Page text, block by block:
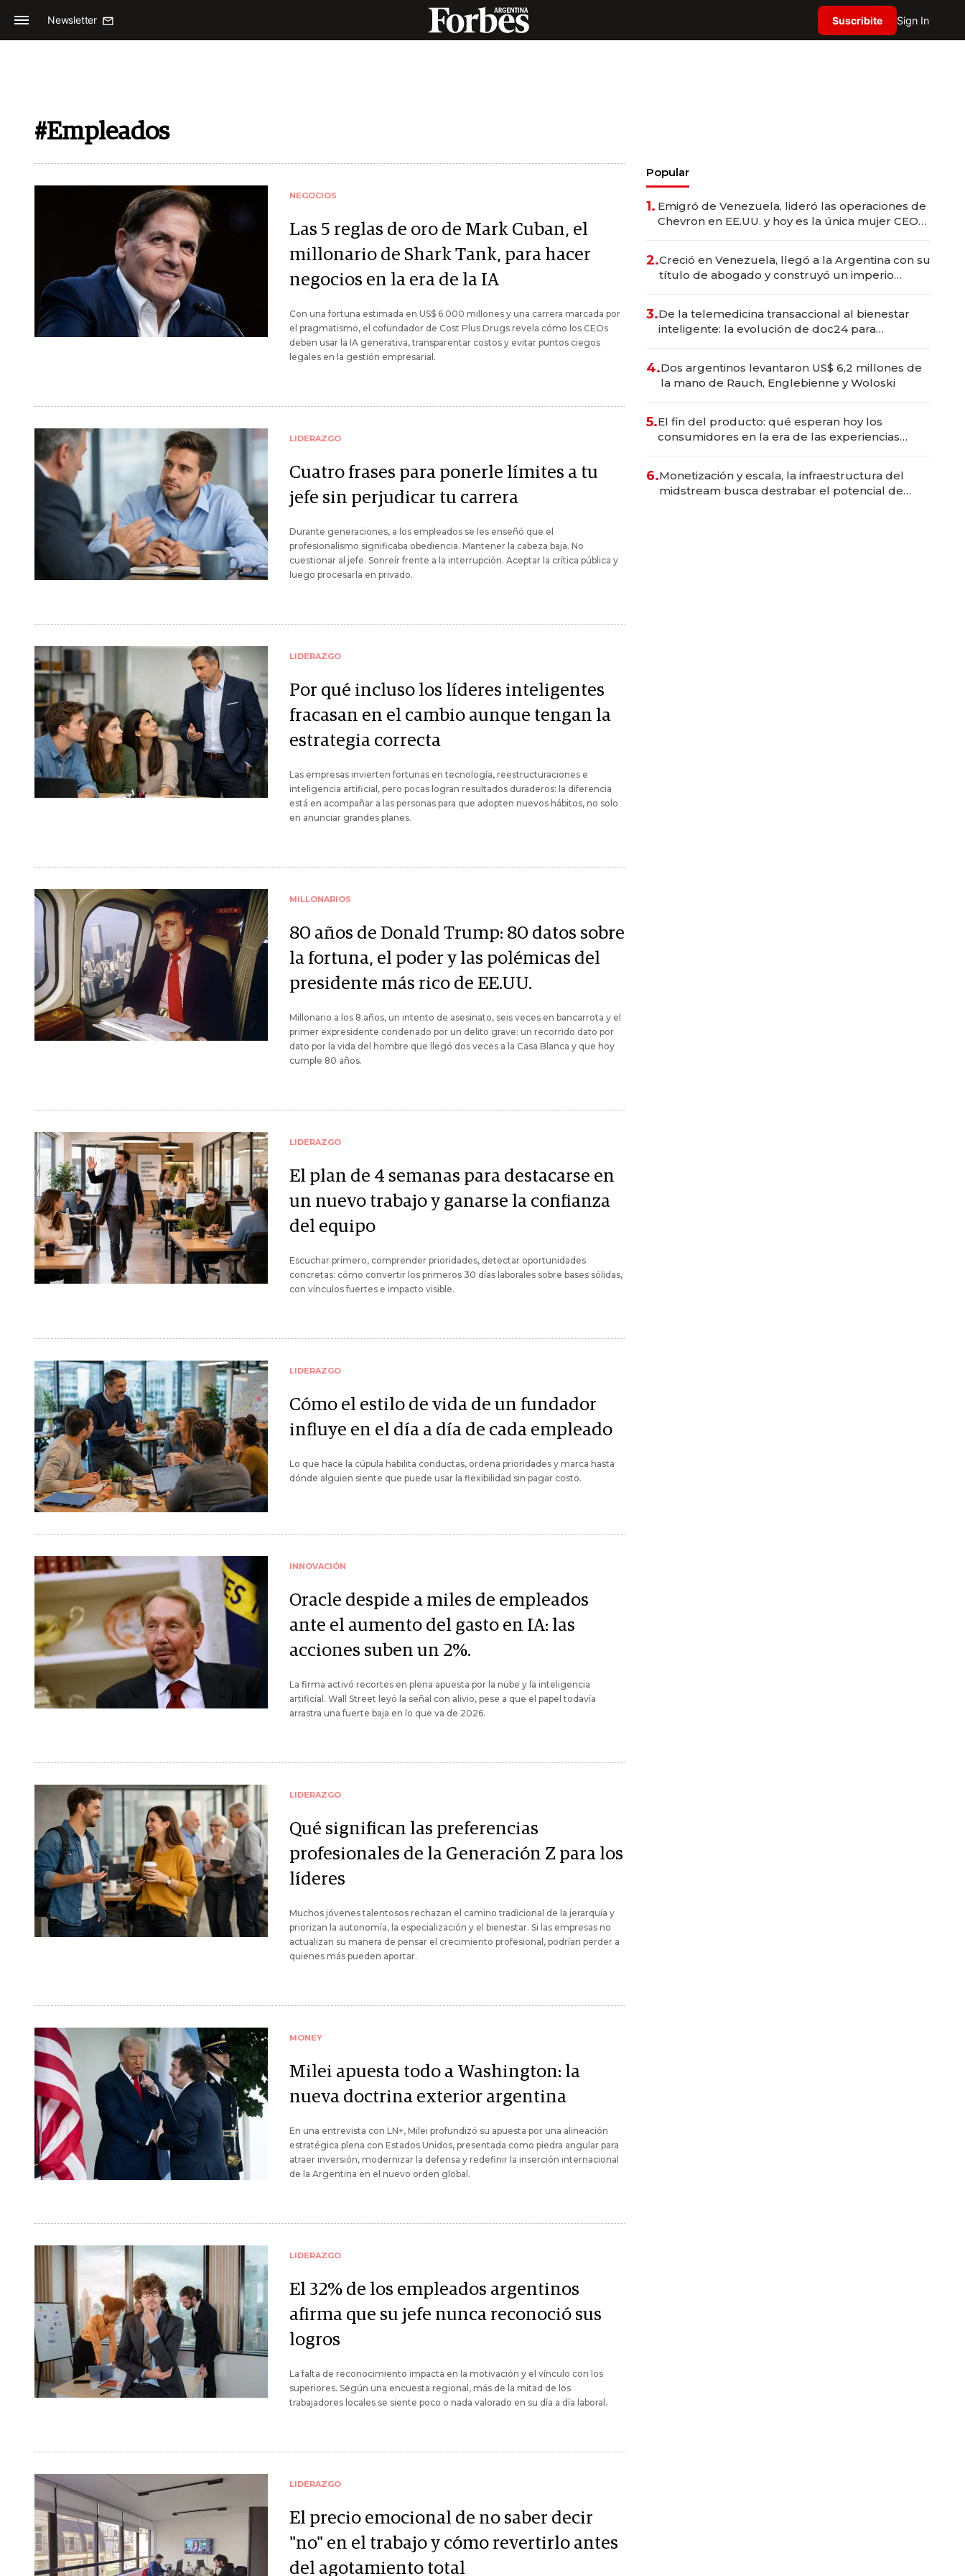
Newsletter Suscribite Sign In
#Empleados
NEGOCIOS
Las 5 reglas de oro de Mark Cuban, el
millonario de Shark Tank, para hacer
negocios en la era de la IA
Con una fortuna estimada en US$ 6.000 millones y una carrera marcada por
el pragmatismo, el cofundador de Cost Plus Drugs revela cómo los CEOs
deben usar la IA generativa, transparentar costos y evitar puntos ciegos
legales en la gestión empresarial.
LIDERAZGO
Cuatro frases para ponerle límites a tu
jefe sin perjudicar tu carrera
Durante generaciones, a los empleados se les enseñó que el
profesionalismo significaba obediencia. Mantener la cabeza baja. No
cuestionar al jefe. Sonreír frente a la interrupción. Aceptar la crítica pública y
luego procesarla en privado.
LIDERAZGO
Por qué incluso los líderes inteligentes
fracasan en el cambio aunque tengan la
estrategia correcta
Las empresas invierten fortunas en tecnología, reestructuraciones e
inteligencia artificial, pero pocas logran resultados duraderos: la diferencia
está en acompañar a las personas para que adopten nuevos hábitos, no solo
en anunciar grandes planes.
MILLONARIOS
80 años de Donald Trump: 80 datos sobre
la fortuna, el poder y las polémicas del
presidente más rico de EE.UU.
Millonario a los 8 años, un intento de asesinato, seis veces en bancarrota y el
primer expresidente condenado por un delito grave: un recorrido dato por
dato por la vida del hombre que llegó dos veces a la Casa Blanca y que hoy
cumple 80 años.
LIDERAZGO
El plan de 4 semanas para destacarse en
un nuevo trabajo y ganarse la confianza
del equipo
Escuchar primero, comprender prioridades, detectar oportunidades
concretas: cómo convertir los primeros 30 días laborales sobre bases sólidas,
con vínculos fuertes e impacto visible.
LIDERAZGO
Cómo el estilo de vida de un fundador
influye en el día a día de cada empleado
Lo que hace la cúpula habilita conductas, ordena prioridades y marca hasta
dónde alguien siente que puede usar la flexibilidad sin pagar costo.
INNOVACIÓN
Oracle despide a miles de empleados
ante el aumento del gasto en IA: las
acciones suben un 2%.
La firma activó recortes en plena apuesta por la nube y la inteligencia
artificial. Wall Street leyó la señal con alivio, pese a que el papel todavía
arrastra una fuerte baja en lo que va de 2026.
LIDERAZGO
Qué significan las preferencias
profesionales de la Generación Z para los
líderes
Muchos jóvenes talentosos rechazan el camino tradicional de la jerarquía y
priorizan la autonomía, la especialización y el bienestar. Si las empresas no
actualizan su manera de pensar el crecimiento profesional, podrían perder a
quienes más pueden aportar.
MONEY
Milei apuesta todo a Washington: la
nueva doctrina exterior argentina
En una entrevista con LN+, Milei profundizó su apuesta por una alineación
estratégica plena con Estados Unidos, presentada como piedra angular para
atraer inversión, modernizar la defensa y redefinir la inserción internacional
de la Argentina en el nuevo orden global.
LIDERAZGO
El 32% de los empleados argentinos
afirma que su jefe nunca reconoció sus
logros
La falta de reconocimiento impacta en la motivación y el vínculo con los
superiores. Según una encuesta regional, más de la mitad de los
trabajadores locales se siente poco o nada valorado en su día a día laboral.
LIDERAZGO
El precio emocional de no saber decir
"no" en el trabajo y cómo revertirlo antes
del agotamiento total
Popular
1. Emigró de Venezuela, lideró las operaciones de
Chevron en EE.UU. y hoy es la única mujer CEO
2.Creció en Venezuela, llegó a la Argentina con su
título de abogado y construyó un imperio
3.De la telemedicina transaccional al bienestar
inteligente: la evolución de doc24 para
4.Dos argentinos levantaron US$ 6,2 millones de
la mano de Rauch, Englebienne y Woloski
5.El fin del producto: qué esperan hoy los
consumidores en la era de las experiencias
6.Monetización y escala, la infraestructura del
midstream busca destrabar el potencial de